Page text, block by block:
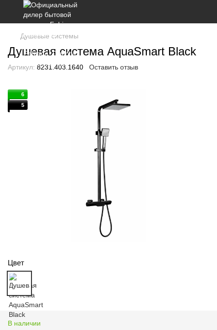
Душевые системы
Душевая система AquaSmart Black
Артикул: 8231.403.1640 Оставить отзыв
6
5
Цвет
В наличии